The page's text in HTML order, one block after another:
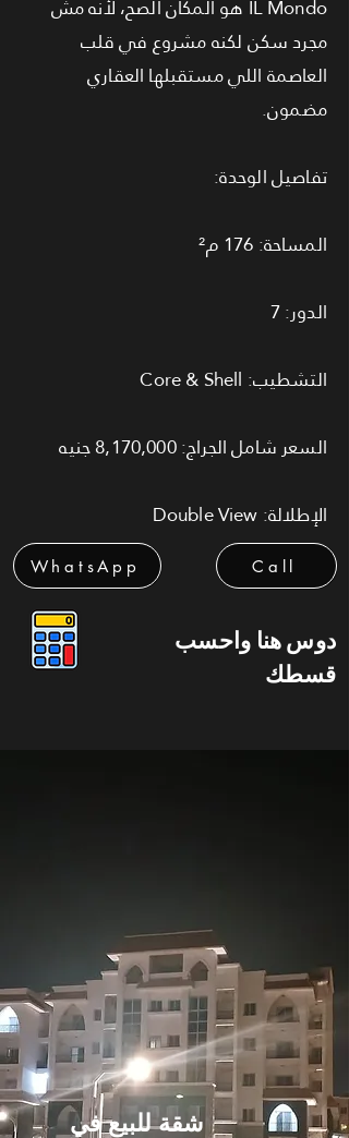
IL Mondo هو المكان الصح، لأنه مش
مجرد سكن لكنه مشروع في قلب
العاصمة اللي مستقبلها العقاري
مضمون.
تفاصيل الوحدة:
المساحة: 176 م²
الدور: 7
التشطيب: Core & Shell
السعر شامل الجراج: 8,170,000 جنيه
الإطلالة: Double View
WhatsApp Call
دوس هنا واحسب
قسطك
شقة للبيع في